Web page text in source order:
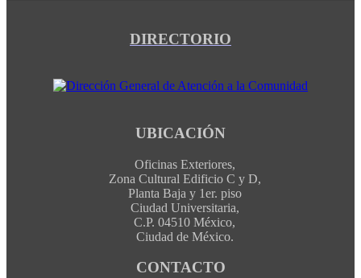
DIRECTORIO
UBICACIÓN
Oficinas Exteriores,
Zona Cultural Edificio C y D,
Planta Baja y 1er. piso
Ciudad Universitaria,
C.P. 04510 México,
Ciudad de México.
CONTACTO